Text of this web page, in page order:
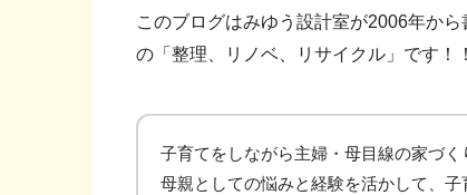
このブログはみゆう設計室が2006年か
の「整理、リノベ、リサイクル」です！！
子育てをしながら主婦・母目線の家づ
母親としての悩みと経験を活かして、